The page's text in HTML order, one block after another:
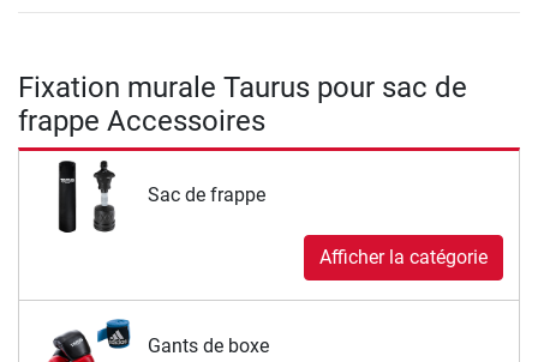
Fixation murale Taurus pour sac de
frappe Accessoires
Sac de frappe
Afficher la catégorie
Gants de boxe